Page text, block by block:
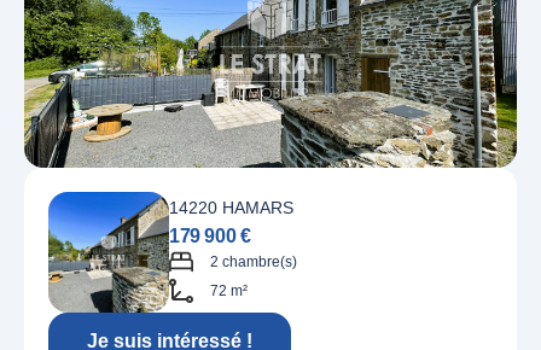
14220 HAMARS
179 900 €
2 chambre(s)
72 m²
Je suis intéressé !